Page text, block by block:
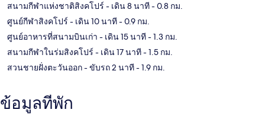
สนามกีฬาแห่งชาติสิงคโปร์ - เดิน 8 นาที- 0.8 กม.
ศูนย์กีฬาสิงคโปร์ - เดิน 10 นาที- 0.9 กม.
ศูนย์อาหารที่สนามบินเก่า - เดิน 15 นาที- 1.3 กม.
สนามกีฬาในร่มสิงคโปร์ - เดิน 17 นาที- 1.5 กม.
สวนชายฝั่งตะวันออก- ขับรถ 2 นาที- 1.9 กม.
ข้อมูลที่พัก